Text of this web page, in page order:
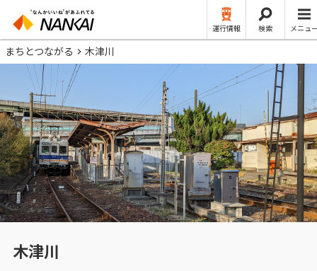
運行情報 検索 メニュ
まちとつながる 木津川
木津川